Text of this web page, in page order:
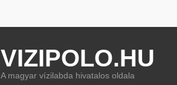
VIZIPOLO.HU
A magyar vízilabda hivatalos oldala